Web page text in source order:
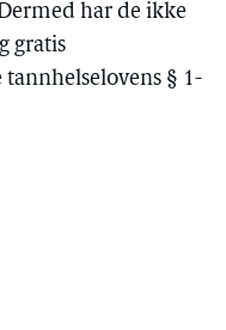
har de ikke
gratis
§ 1-